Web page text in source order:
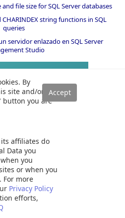
By
site and/or
button you are
affiliates do
Data you
you
or when you
For more
Privacy Policy
efforts,
file size for SQL Server databases
CHARINDEX string functions in SQL
queries
servidor enlazado en SQL Server
Studio